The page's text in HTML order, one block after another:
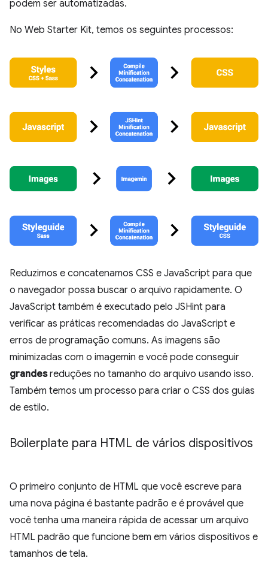
podem ser automatizadas.
No Web Starter Kit, temos os seguintes processos:
Reduzimos e concatenamos CSS e JavaScript para que
o navegador possa buscar o arquivo rapidamente. O
JavaScript também é executado pelo JSHint para
verificar as práticas recomendadas do JavaScript e
erros de programação comuns. As imagens são
minimizadas com o imagemin e você pode conseguir
grandesreduções no tamanho do arquivo usando isso.
Também temos um processo para criar o CSS dos guias
de estilo.
Boilerplate para HTML de vários dispositivos
O primeiro conjunto de HTML que você escreve para
uma nova página é bastante padrão e é provável que
você tenha uma maneira rápida de acessar um arquivo
HTML padrão que funcione bem em vários dispositivos e
tamanhos de tela.